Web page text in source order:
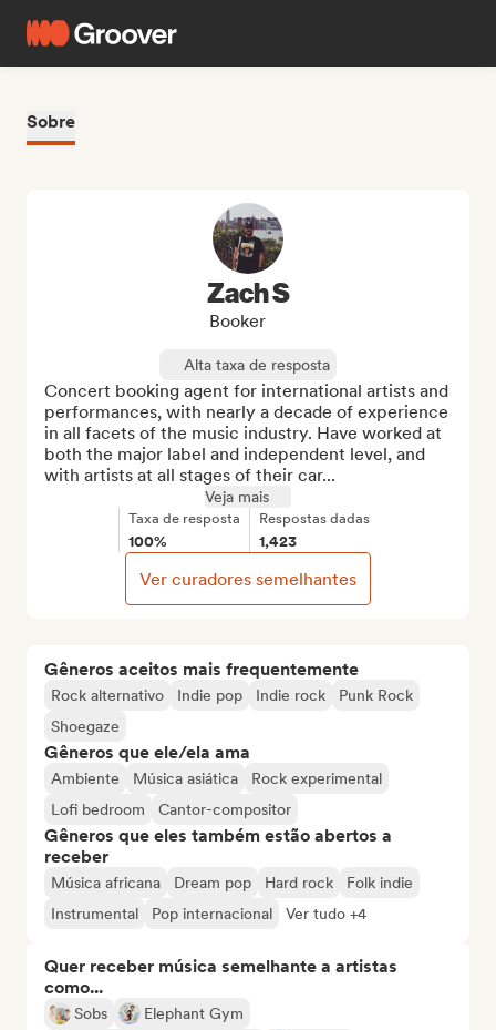
Sobre
Gêneros aceitos mais frequentemente
Rock alternativo Indie pop Indie rock
Punk Rock
Shoegaze
Gêneros que ele/ela ama
Ambiente Música asiática
Rock experimental
Lofi bedroom
Cantor-compositor
Gêneros que eles também estão abertos a
receber
Música africana Dream pop Hard rock
Folk indie
Instrumental
Pop internacional Ver tudo +4
Quer receber música semelhante a artistas
como...
Sobs
Elephant Gym
Zach S
Booker
Alta taxa de resposta
Concert booking agent for international artists and
performances, with nearly a decade of experience
in all facets of the music industry. Have worked at
both the major label and independent level, and
with artists at all stages of their car...
Veja mais
Taxa de resposta
100%
Respostas dadas
1,423
Ver curadores semelhantes